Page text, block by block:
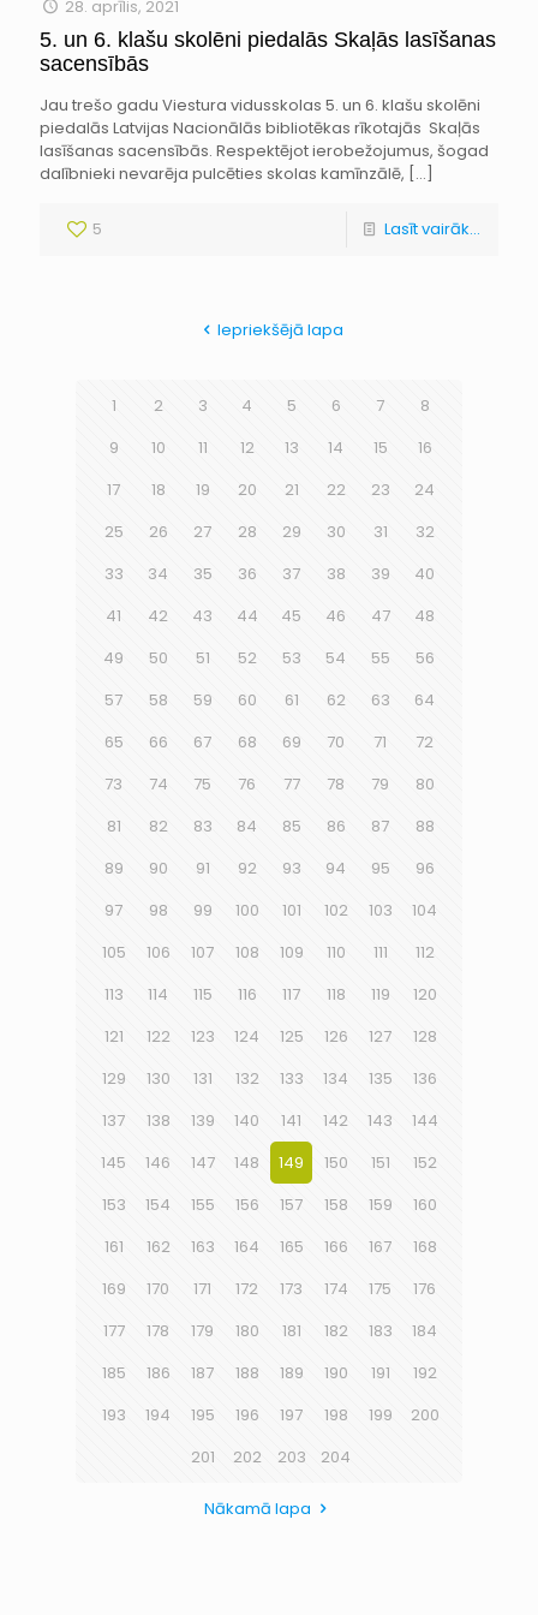
28. aprīlis, 2021
5. un 6. klašu skolēni piedalās Skaļās lasīšanas
sacensībās
Jau trešo gadu Viestura vidusskolas 5. un 6. klašu skolēni
piedalās Latvijas Nacionālās bibliotēkas rīkotajās Skaļās
lasīšanas sacensībās. Respektējot ierobežojumus, šogad
dalībnieki nevarēja pulcēties skolas kamīnzālē, […]
5 Lasīt vairāk...
Iepriekšējā lapa
1 2 3 4 5 6 7
8
9
10 11 12 13 14 15
16
17
18 19 20 21 22 23
24
25
26 27 28 29 30 31
32
33
34 35 36 37 38 39
40
41
42 43 44 45 46 47
48
49
50 51 52 53 54 55
56
57
58 59 60 61 62 63
64
65
66 67 68 69 70 71
72
73
74 75 76 77 78 79
80
81
82 83 84 85 86 87
88
89
90 91 92 93 94 95
96
97
98 99 100 101 102 103
104
105
106 107 108 109 110 111
112
113
114 115 116 117 118 119
120
121
122 123 124 125 126 127
128
129
130 131 132 133 134 135
136
137
138 139 140 141 142 143
144
145
146 147 148 149 150 151
152
153
154 155 156 157 158 159
160
161
162 163 164 165 166 167
168
169
170 171 172 173 174 175
176
177
178 179 180 181 182 183
184
185
186 187 188 189 190 191
192
193
194 195 196 197 198 199
200
201
202 203 204
Nākamā lapa